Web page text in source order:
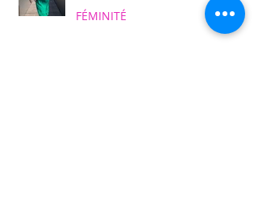
FÉMINITÉ